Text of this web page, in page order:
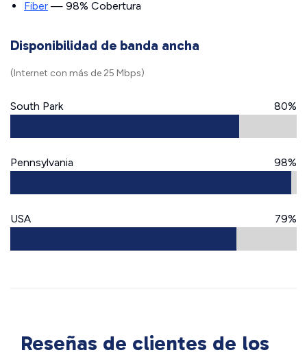
Fiber — 98% Cobertura
Disponibilidad de banda ancha
(Internet con más de 25 Mbps)
South Park 80%
Pennsylvania 98%
USA 79%
Reseñas de clientes de los